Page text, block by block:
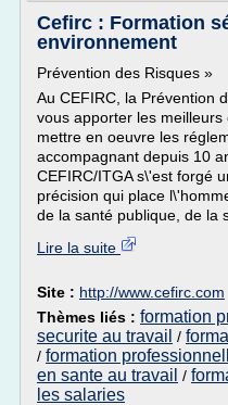
Cefirc : Formation
environnement
Prévention des Risques »
Au CEFIRC, la Prévention
vous apporter les
mettre en oeuvre les
accompagnant depuis 10
CEFIRC/ITGA s\'est forgé
précision qui place
de la santé publique, de la
Lire la suite
Site : http://www.cefirc.com
Thèmes liés : formation
securite au travail /
/ formation
en sante au travail /
les salaries